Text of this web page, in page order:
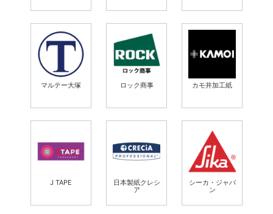
マルテー大塚 ロック商事 カモ井加工紙
J TAPE
日本製紙クレシ
ア
シーカ・ジャパ
ン